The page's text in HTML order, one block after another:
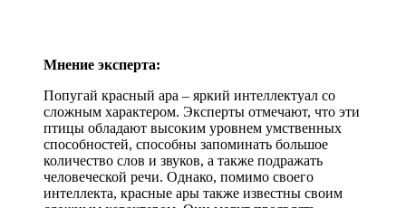
Мнение эксперта:
Попугай красный ара – яркий интеллектуал со
сложным характером. Эксперты отмечают, что эти
птицы обладают высоким уровнем умственных
способностей, способны запоминать большое
количество слов и звуков, а также подражать
человеческой речи. Однако, помимо своего
интеллекта, красные ары также известны своим